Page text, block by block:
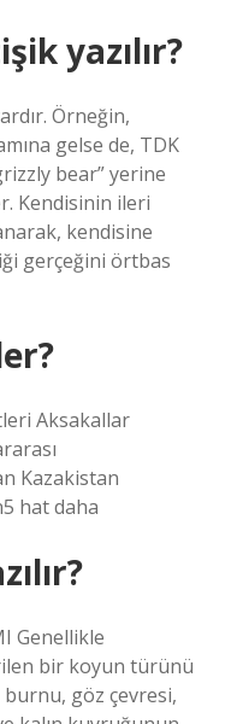
yazılır?
Örneğin,
gelse de, TDK
bear” yerine
Kendisinin ileri
kendisine
gerçeğini örtbas
Aksakallar
Kazakistan
hat daha
Genellikle
bir koyun türünü
burnu, göz çevresi,